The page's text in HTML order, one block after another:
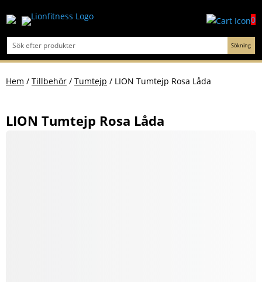
0
Hem / Tillbehör / Tumtejp / LION Tumtejp Rosa Låda
LION Tumtejp Rosa Låda